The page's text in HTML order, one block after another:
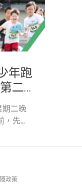
年跑
二...
期二晚
先...
政策